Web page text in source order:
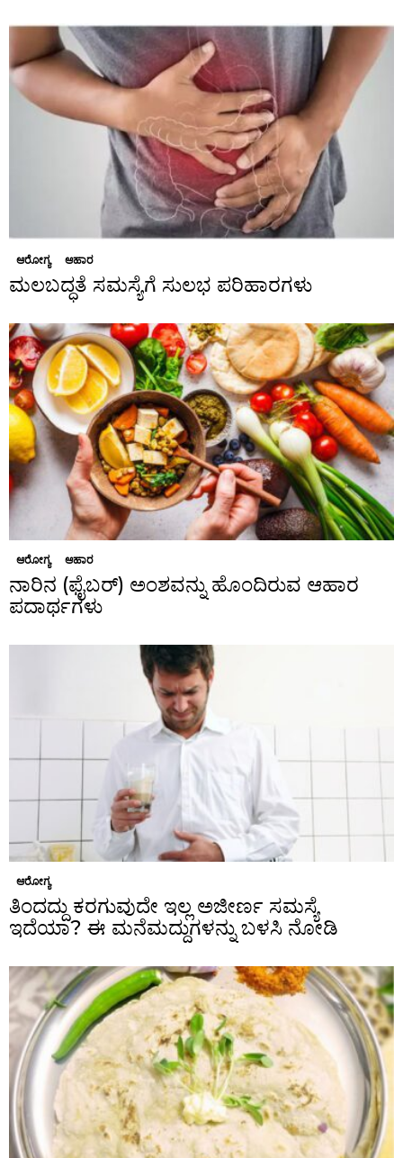
ಆರೋಗ್ಯ ಆಹಾರ
ಮಲಬದ್ಧತೆ ಸಮಸ್ಯೆಗೆ ಸುಲಭ ಪರಿಹಾರಗಳು
ಆರೋಗ್ಯ ಆಹಾರ
ನಾರಿನ (ಫೈಬರ್) ಅಂಶವನ್ನು ಹೊಂದಿರುವ ಆಹಾರ
ಪದಾರ್ಥಗಳು
ಆರೋಗ್ಯ
ತಿಂದದ್ದು ಕರಗುವುದೇ ಇಲ್ಲ ಅಜೀರ್ಣ ಸಮಸ್ಯೆ
ಇದೆಯಾ? ಈ ಮನೆಮದ್ದುಗಳನ್ನು ಬಳಸಿ ನೋಡಿ